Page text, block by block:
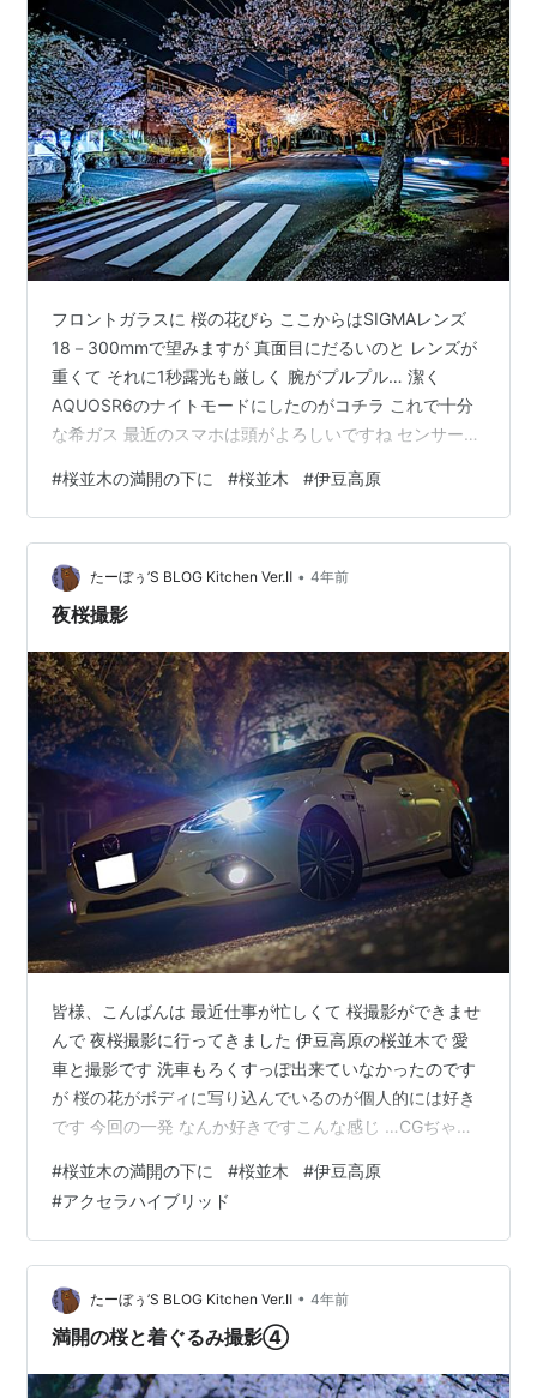
フロントガラスに 桜の花びら ここからはSIGMAレンズ
18－300mmで望みますが 真面目にだるいのと レンズが
重くて それに1秒露光も厳しく 腕がプルプル… 潔く
AQUOSR6のナイトモードにしたのがコチラ これで十分
な希ガス 最近のスマホは頭がよろしいですね センサーサ
を持つ方と知り合いになりました まあ、確かに外付けの
メディア非対応なのは痛いですけど 付属のペンで遠隔撮
影可能だったり ドルビーアトモス対応だったりと やっぱ
り盛りだくさんだったりするんですよね ただ、Galaxyっ
て見たこと無いなぁと思って居たら ○ソフトバンク…
#桜並木の満開の下に #桜並木 #伊豆高原
たーぼぅ’S BLOG Kitchen Ver.Ⅱ • 4年前
夜桜撮影
皆様、こんばんは 最近仕事が忙しくて 桜撮影ができませ
んで 夜桜撮影に行ってきました 伊豆高原の桜並木で 愛
車と撮影です 洗車もろくすっぽ出来ていなかったのです
が 桜の花がボディに写り込んでいるのが個人的には好き
です 今回の一発 なんか好きですこんな感じ …CGぢゃな
くもないですが 仕事帰りの一杯 翌日が休みだからなせる
技ですけど 正直この日は死事（）がだるすぎまして 一眼
を持つのもめんどくさく それでも30mmの単焦点レンズ
は幾分軽いので 桜の映り込み等を撮影したりと これがわ
かりやすいたとえですかね 桜リフレクション だいぶ花
が…
#桜並木の満開の下に #桜並木 #伊豆高原
#アクセラハイブリッド
たーぼぅ’S BLOG Kitchen Ver.Ⅱ • 4年前
満開の桜と着ぐるみ撮影④